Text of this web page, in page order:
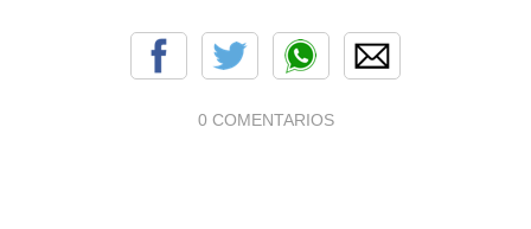
0 COMENTARIOS